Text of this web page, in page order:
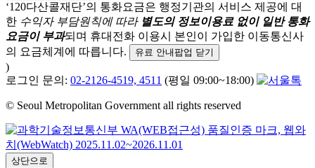
‘120다산콜재단’의 통화요금은 행정기관의 서비스 제공에 대
한 수익자 부담원칙에 따라 별도의 정보이용료 없이 일반 통화
요금이 부과되며 휴대전화 이용시 본인이 가입한 이동통신사
의 요금체계에 따릅니다.
유료 안내팝업 닫기
)
로그인 문의: 02-2126-4519, 4511 (평일 09:00~18:00)
© Seoul Metropolitan Government all rights reserved
상단으로